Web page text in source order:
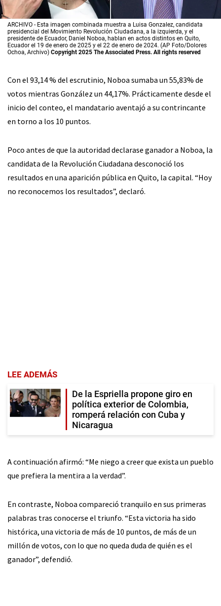
ARCHIVO - Esta imagen combinada muestra a Luisa Gonzalez, candidata
presidencial del Movimiento Revolución Ciudadana, a la izquierda, y el
presidente de Ecuador, Daniel Noboa, hablan en actos distintos en Quito,
Ecuador el 19 de enero de 2025 y el 22 de enero de 2024. (AP Foto/Dolores
Ochoa, Archivo) Copyright 2025 The Associated Press. All rights reserved
Con el 93,14 % del escrutinio, Noboa sumaba un 55,83% de
votos mientras González un 44,17%. Prácticamente desde el
inicio del conteo, el mandatario aventajó a su contrincante
en torno a los 10 puntos.
Poco antes de que la autoridad declarase ganador a Noboa, la
candidata de la Revolución Ciudadana desconoció los
resultados en una aparición pública en Quito, la capital. “Hoy
no reconocemos los resultados”, declaró.
LEE ADEMÁS
De la Espriella propone giro en
política exterior de Colombia,
romperá relación con Cuba y
Nicaragua
A continuación afirmó: “Me niego a creer que exista un pueblo
que prefiera la mentira a la verdad”.
En contraste, Noboa compareció tranquilo en sus primeras
palabras tras conocerse el triunfo. “Esta victoria ha sido
histórica, una victoria de más de 10 puntos, de más de un
millón de votos, con lo que no queda duda de quién es el
ganador”, defendió.